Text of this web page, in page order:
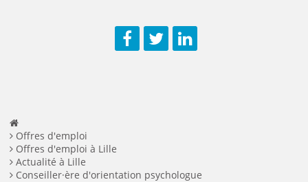
Offres d'emploi
Offres d'emploi à Lille
Actualité à Lille
Conseiller·ère d'orientation psychologue